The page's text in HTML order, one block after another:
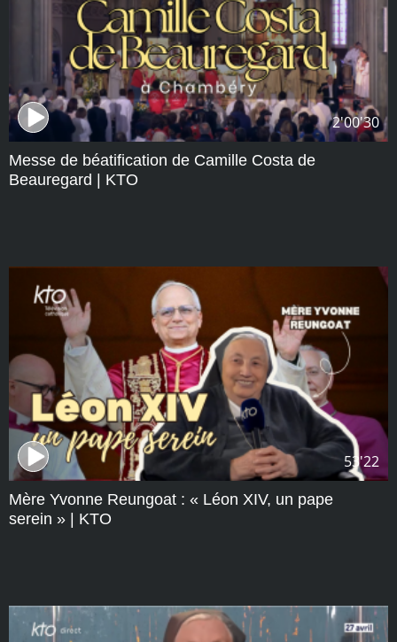
2'00'30
Messe de béatification de Camille Costa de
Beauregard | KTO
53'22
Mère Yvonne Reungoat : « Léon XIV, un pape
serein » | KTO